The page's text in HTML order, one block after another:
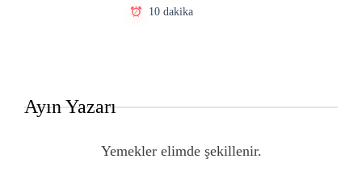
10 dakika
Ayın Yazarı
Yemekler elimde şekillenir.